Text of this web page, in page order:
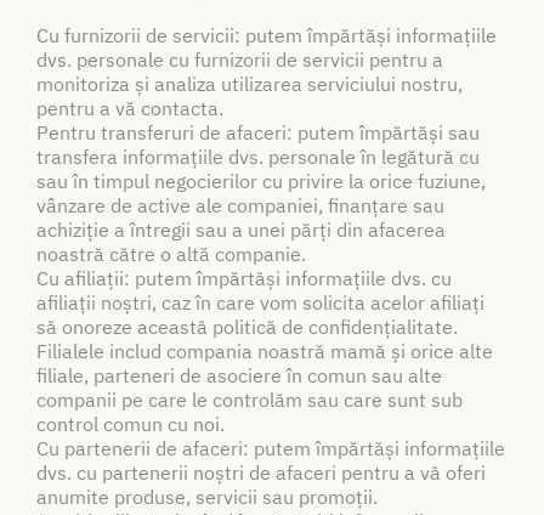
Cu furnizorii de servicii: putem împărtăși informațiile
dvs. personale cu furnizorii de servicii pentru a
monitoriza și analiza utilizarea serviciului nostru,
pentru a vă contacta.
Pentru transferuri de afaceri: putem împărtăși sau
transfera informațiile dvs. personale în legătură cu
sau în timpul negocierilor cu privire la orice fuziune,
vânzare de active ale companiei, finanțare sau
achiziție a întregii sau a unei părți din afacerea
noastră către o altă companie.
Cu afiliații: putem împărtăși informațiile dvs. cu
afiliații noștri, caz în care vom solicita acelor afiliați
să onoreze această politică de confidențialitate.
Filialele includ compania noastră mamă și orice alte
filiale, parteneri de asociere în comun sau alte
companii pe care le controlăm sau care sunt sub
control comun cu noi.
Cu partenerii de afaceri: putem împărtăși informațiile
dvs. cu partenerii noștri de afaceri pentru a vă oferi
anumite produse, servicii sau promoții.